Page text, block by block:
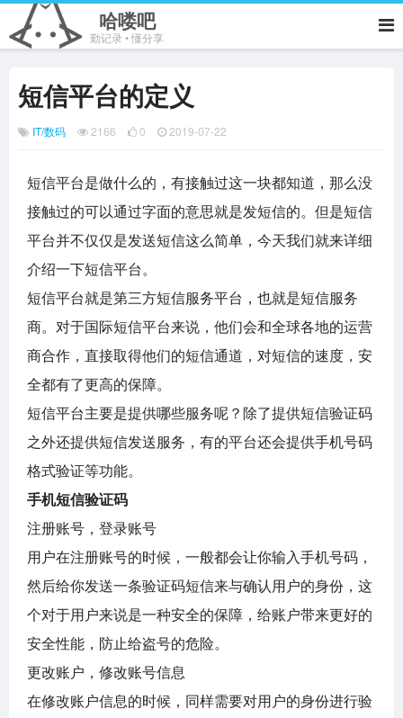
哈喽吧
勤记录 • 懂分享
短信平台的定义
IT/数码 2166 0 2019-07-22
短信平台是做什么的，有接触过这一块都知道，那么没
接触过的可以通过字面的意思就是发短信的。但是短信
平台并不仅仅是发送短信这么简单，今天我们就来详细
介绍一下短信平台。
短信平台就是第三方短信服务平台，也就是短信服务
商。对于国际短信平台来说，他们会和全球各地的运营
商合作，直接取得他们的短信通道，对短信的速度，安
全都有了更高的保障。
短信平台主要是提供哪些服务呢？除了提供短信验证码
之外还提供短信发送服务，有的平台还会提供手机号码
格式验证等功能。
手机短信验证码
注册账号，登录账号
用户在注册账号的时候，一般都会让你输入手机号码，
然后给你发送一条验证码短信来与确认用户的身份，这
个对于用户来说是一种安全的保障，给账户带来更好的
安全性能，防止给盗号的危险。
更改账户，修改账号信息
在修改账户信息的时候，同样需要对用户的身份进行验